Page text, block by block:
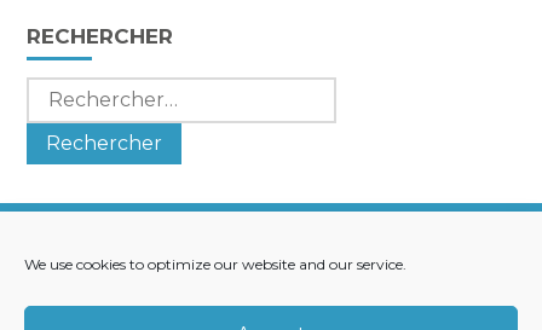
We use cookies to optimize our website and our service.
RECHERCHER
Rechercher :
Principale